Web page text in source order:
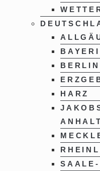
HARZ
ANHALT